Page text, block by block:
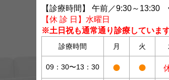
【診療時間】 午前／9:30～13:30
【休 診 日】水曜日
※土日祝も通常通り診療しています
診療時間 月 火
09：30〜13：30 ● ●